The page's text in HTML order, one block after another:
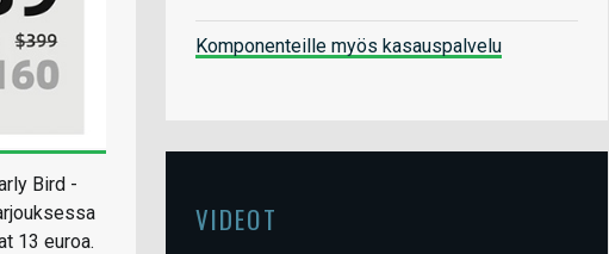
Bird -
13 euroa.
Komponenteille myös kasauspalvelu
VIDEOT